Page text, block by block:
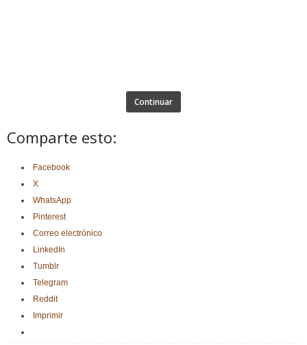
Continuar
Comparte esto:
Facebook
X
WhatsApp
Pinterest
Correo electrónico
LinkedIn
Tumblr
Telegram
Reddit
Imprimir